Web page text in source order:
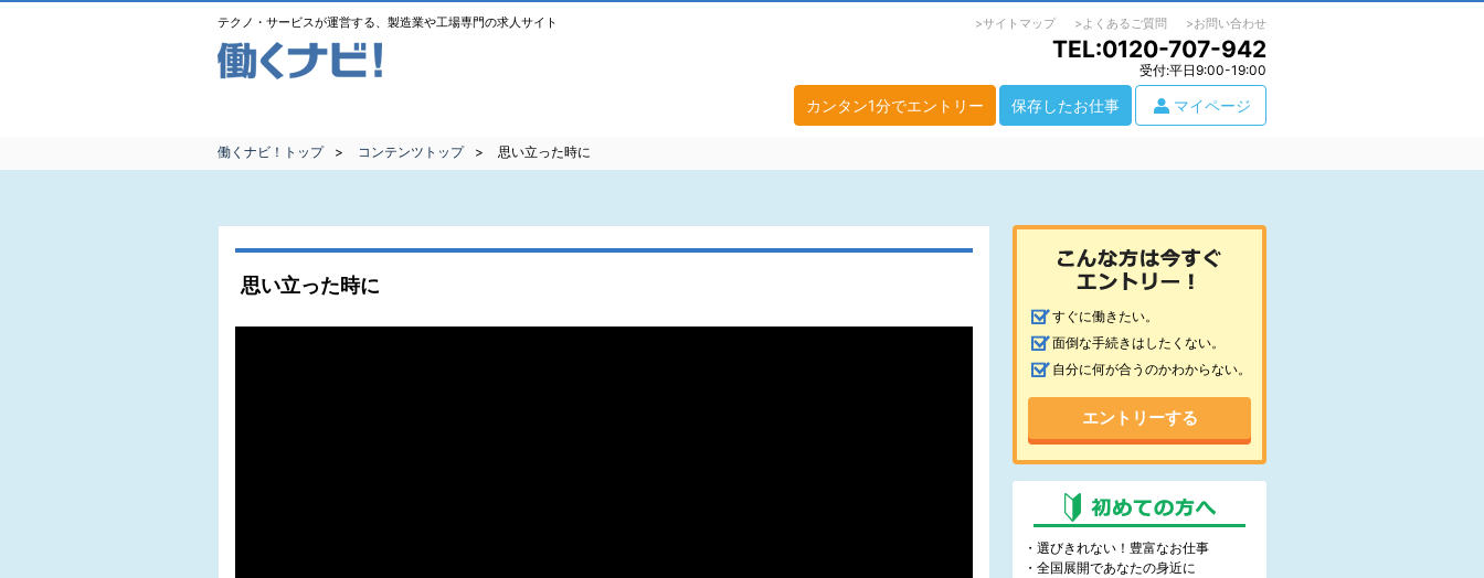
テクノ・サービスが運営する、製造業や工場専門の求人サイト サイトマップ よくあるご質問 お問い合わせ
TEL:0120-707-942
受付:平日9:00-19:00
カンタン1分でエントリー 保存したお仕事 マイページ
働くナビ！トップ コンテンツトップ 思い立った時に
思い立った時に
すぐに働きたい。
面倒な手続きはしたくない。
自分に何が合うのかわからない。
エントリーする
・選びきれない！豊富なお仕事
・全国展開であなたの身近に